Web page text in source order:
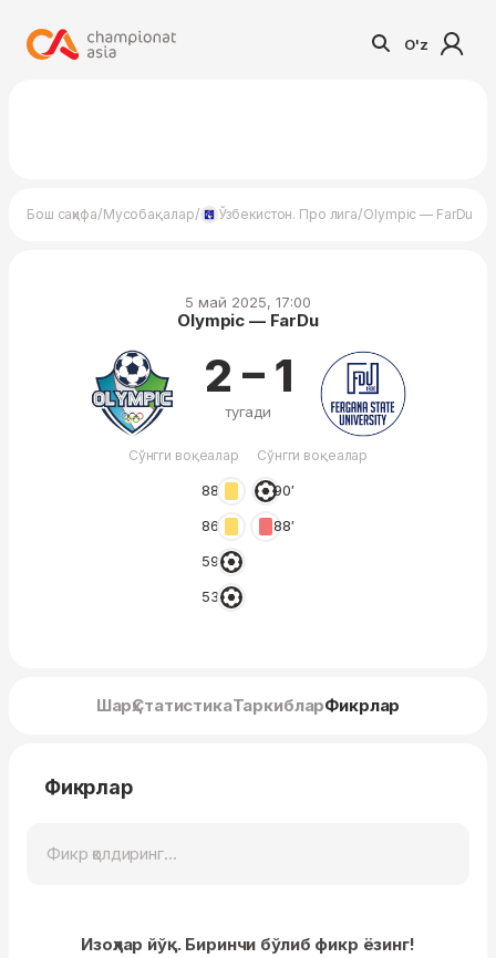
O'z
Бош саҳифа/Мусобақалар/ Ўзбекистон. Про лига/Olympic — FarDu
5 май 2025, 17:00
Olympic — FarDu
Сўнгги воқеалар
88′
86′
59′
53′
2 – 1
тугади
Сўнгги воқеалар
90′
88′
ШарҳСтатистикаТаркибларФикрлар
Фикрлар
Изоҳлар йўқ. Биринчи бўлиб фикр ёзинг!